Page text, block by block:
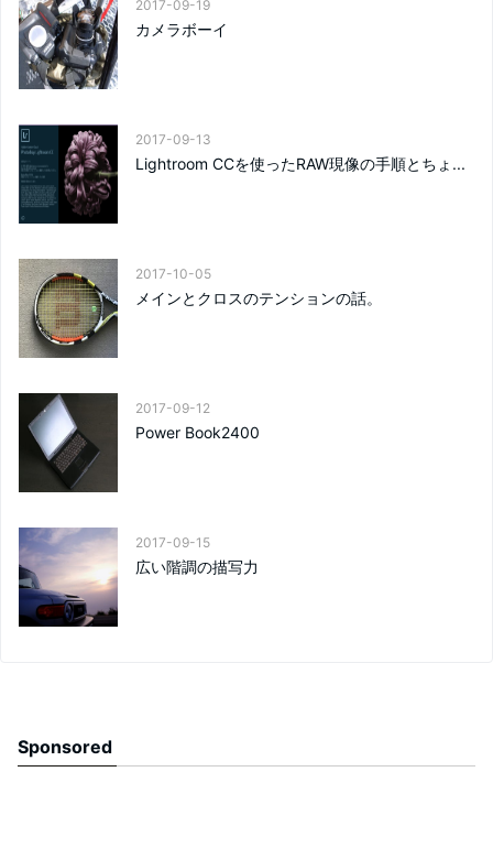
2017-09-19
カメラボーイ
2017-09-13
Lightroom CCを使ったRAW現像の手順とちょ...
2017-10-05
メインとクロスのテンションの話。
2017-09-12
Power Book2400
2017-09-15
広い階調の描写力
Sponsored